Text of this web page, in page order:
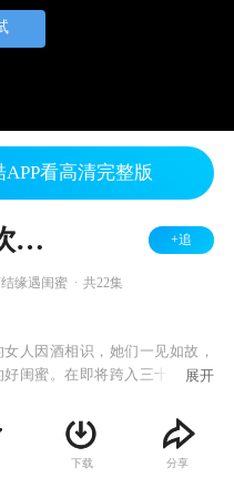
看高清完整版
举杯畅饮的姐姐们 +追
缘遇闺蜜 共22集
人因酒相识，她们一见如故，
好闺蜜。在即将跨入三十岁门槛
力，家庭主妇郭欣婷面临婚姻
沛沛辞职创业的想法遭到家人
，但她们在生活中互相扶持，互
展开
下载 分享